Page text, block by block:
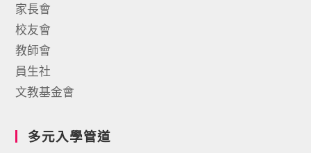
家長會
校友會
教師會
員生社
文教基金會
多元入學管道